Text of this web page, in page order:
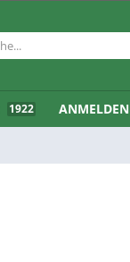
1922 ANMELDEN